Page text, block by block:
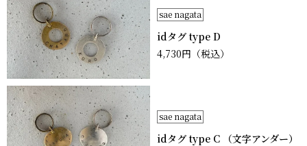
sae nagata
idタグ type D
4,730円 （税込）
sae nagata
idタグ type C （文字アンダー）